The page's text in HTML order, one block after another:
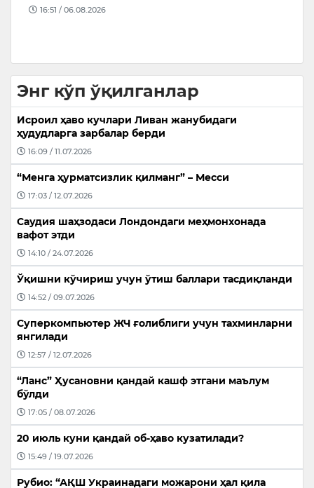
16:44 / 04.08.2026
Энг кўп ўқилганлар
Исроил ҳаво кучлари Ливан жанубидаги
ҳудудларга зарбалар берди
16:09 / 11.07.2026
“Менга ҳурматсизлик қилманг” – Месси
17:03 / 12.07.2026
Саудия шаҳзодаси Лондондаги меҳмонхонада
вафот этди
14:10 / 24.07.2026
Ўқишни кўчириш учун ўтиш баллари тасдиқланди
14:52 / 09.07.2026
Суперкомпьютер ЖЧ ғолиблиги учун тахминларни
янгилади
12:57 / 12.07.2026
“Ланс” Ҳусановни қандай кашф этгани маълум
бўлди
17:05 / 08.07.2026
20 июль куни қандай об-ҳаво кузатилади?
15:49 / 19.07.2026
Рубио: “АҚШ Украинадаги можарони ҳал қила